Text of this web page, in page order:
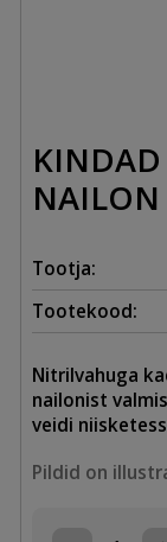
KINDAD
NAILON
Tootja:
Tootekood:
Nitrilvahuga
nailonist
veidi
Pildid on